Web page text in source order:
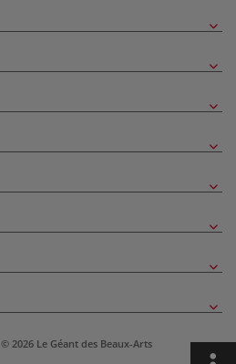
© 2026 Le Géant des Beaux-Arts